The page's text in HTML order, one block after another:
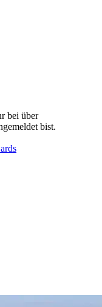
bei über
bist.